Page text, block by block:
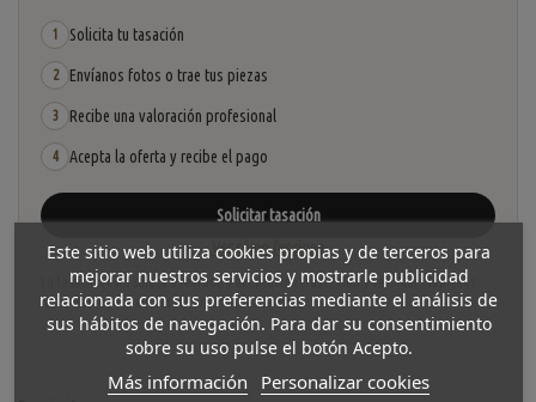
1 Solicita tu tasación
2 Envíanos fotos o trae tus piezas
3 Recibe una valoración profesional
4 Acepta la oferta y recibe el pago
Solicitar tasación
Ver cómo funciona
La tasación está sujeta a revisión y aceptación tras recibir y verificar las piezas.
No se descuenta automáticamente del carrito.
Este sitio web utiliza cookies propias y de terceros para
mejorar nuestros servicios y mostrarle publicidad
relacionada con sus preferencias mediante el análisis de
sus hábitos de navegación. Para dar su consentimiento
sobre su uso pulse el botón Acepto.
Más información Personalizar cookies